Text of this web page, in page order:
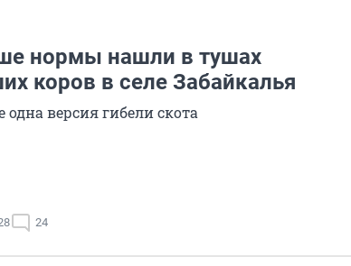
нормы нашли в тушах
коров в селе Забайкалья
версия гибели скота
24